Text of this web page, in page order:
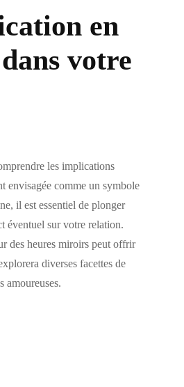
en
votre
les implications
envisagée comme un symbole
il est essentiel de plonger
éventuel sur votre relation.
des heures miroirs peut offrir
diverses facettes de
amoureuses.